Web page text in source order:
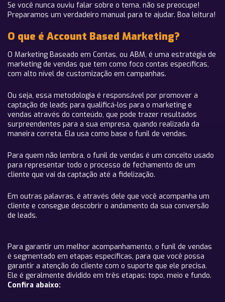
Se você nunca ouviu falar sobre o tema, não se preocupe!
Preparamos um verdadeiro manual para te ajudar. Boa leitura!
O que é Account Based Marketing?
O Marketing Baseado em Contas, ou ABM, é uma estratégia de
marketing de vendas que tem como foco contas específicas,
com alto nível de customização em campanhas.
Ou seja, essa metodologia é responsável por promover a
captação de leads para qualificá-los para o marketing e
vendas através do conteúdo, que pode trazer resultados
surpreendentes para a sua empresa, quando realizada da
maneira correta. Ela usa como base o funil de vendas.
Para quem não lembra, o funil de vendas é um conceito usado
para representar todo o processo de fechamento de um
cliente que vai da captação até a fidelização.
Em outras palavras, é através dele que você acompanha um
cliente e consegue descobrir o andamento da sua conversão
de leads.
Para garantir um melhor acompanhamento, o funil de vendas
é segmentado em etapas específicas, para que você possa
garantir a atenção do cliente com o suporte que ele precisa.
Ele é geralmente dividido em três etapas: topo, meio e fundo.
Confira abaixo: